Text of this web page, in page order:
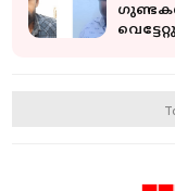
വെട്ടേറ്റു